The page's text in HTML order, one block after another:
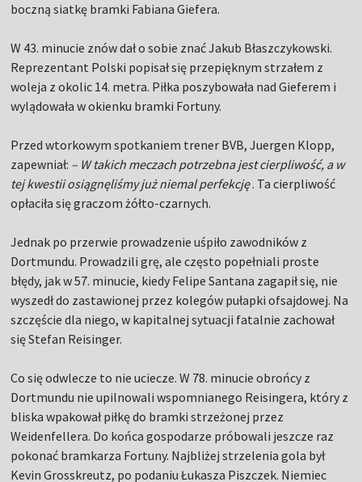
boczną siatkę bramki Fabiana Giefera.
W 43. minucie znów dał o sobie znać Jakub Błaszczykowski.
Reprezentant Polski popisał się przepięknym strzałem z
woleja z okolic 14. metra. Piłka poszybowała nad Gieferem i
wylądowała w okienku bramki Fortuny.
Przed wtorkowym spotkaniem trener BVB, Juergen Klopp,
zapewniał: – W takich meczach potrzebna jest cierpliwość, a w
tej kwestii osiągnęliśmy już niemal perfekcję. Ta cierpliwość
opłaciła się graczom żółto-czarnych.
Jednak po przerwie prowadzenie uśpiło zawodników z
Dortmundu. Prowadzili grę, ale często popełniali proste
błędy, jak w 57. minucie, kiedy Felipe Santana zagapił się, nie
wyszedł do zastawionej przez kolegów pułapki ofsajdowej. Na
szczęście dla niego, w kapitalnej sytuacji fatalnie zachował
się Stefan Reisinger.
Co się odwlecze to nie uciecze. W 78. minucie obrońcy z
Dortmundu nie upilnowali wspomnianego Reisingera, który z
bliska wpakował piłkę do bramki strzeżonej przez
Weidenfellera. Do końca gospodarze próbowali jeszcze raz
pokonać bramkarza Fortuny. Najbliżej strzelenia gola był
Kevin Grosskreutz, po podaniu Łukasza Piszczek. Niemiec